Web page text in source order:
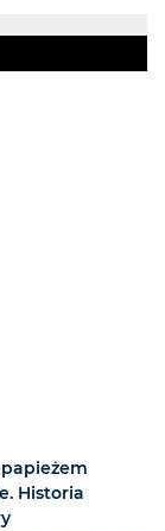
papieżem
Historia